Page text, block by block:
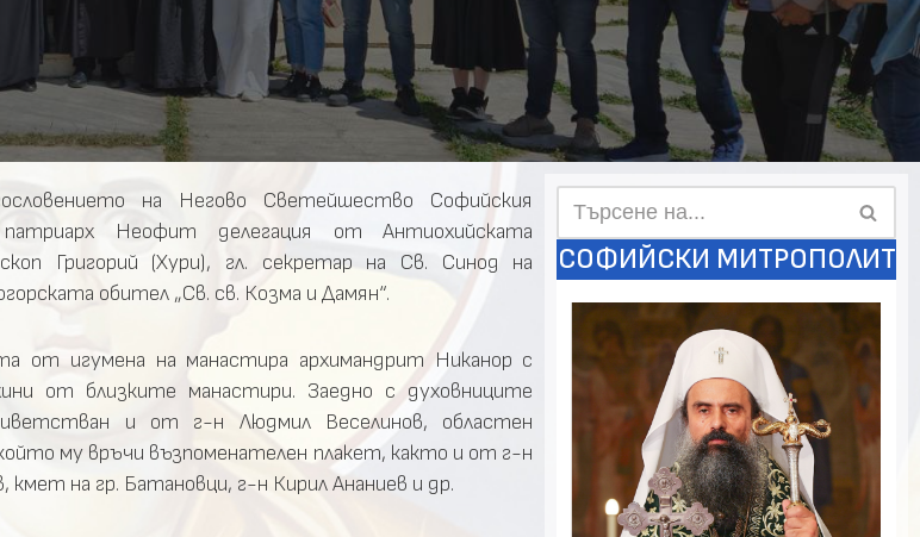
на Негово Светейшество Софийския
Неофит делегация от Антиохийската
Григорий (Хури), гл. секретар на Св. Синод на
обител „Св. св. Козма и Дамян“.
от игумена на манастира архимандрит Никанор с
от близките манастири. Заедно с духовниците
и от г-н Людмил Веселинов, областен
му връчи възпоменателен плакет, както и от г-н
на гр. Батановци, г-н Кирил Ананиев и др.
СОФИЙСКИ МИТРОПОЛИТ